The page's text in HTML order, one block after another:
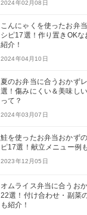
2024年02月08日
こんにゃくを使ったお弁
シピ17選！作り置きOKな
紹介！
2024年04月10日
夏のお弁当に合うおかず
選！傷みにくい＆美味し
って？
2024年03月07日
鮭を使ったお弁当おかず
ピ17選！献立メニュー例
2023年12月05日
オムライス弁当に合うお
22選！付け合わせ・副菜
も紹介！